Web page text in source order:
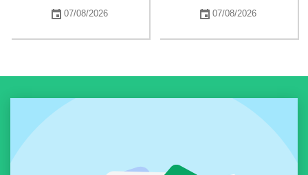
07/08/2026 07/08/2026